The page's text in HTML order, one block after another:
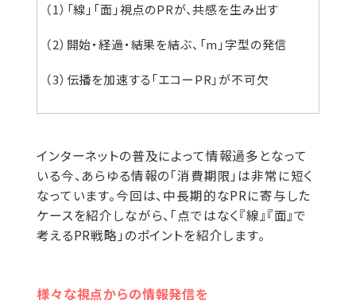
（1）「線」「面」視点のPRが、共感を生み出す
（2）開始・経過・結果を結ぶ、「m」字型の発信
（3）伝播を加速する「エコーPR」が不可欠
インターネットの普及によって情報過多となって
いる今、あらゆる情報の「消費期限」は非常に短く
なっています。今回は、中長期的なPRに寄与した
ケースを紹介しながら、「点ではなく『線』『面』で
考えるPR戦略」のポイントを紹介します。
様々な視点からの情報発信を